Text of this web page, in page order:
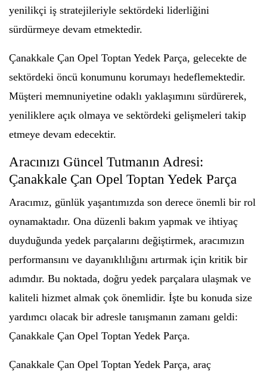
yenilikçi iş stratejileriyle sektördeki liderliğini
sürdürmeye devam etmektedir.
Çanakkale Çan Opel Toptan Yedek Parça, gelecekte de
sektördeki öncü konumunu korumayı hedeflemektedir.
Müşteri memnuniyetine odaklı yaklaşımını sürdürerek,
yeniliklere açık olmaya ve sektördeki gelişmeleri takip
etmeye devam edecektir.
Aracınızı Güncel Tutmanın Adresi:
Çanakkale Çan Opel Toptan Yedek Parça
Aracımız, günlük yaşantımızda son derece önemli bir rol
oynamaktadır. Ona düzenli bakım yapmak ve ihtiyaç
duyduğunda yedek parçalarını değiştirmek, aracımızın
performansını ve dayanıklılığını artırmak için kritik bir
adımdır. Bu noktada, doğru yedek parçalara ulaşmak ve
kaliteli hizmet almak çok önemlidir. İşte bu konuda size
yardımcı olacak bir adresle tanışmanın zamanı geldi:
Çanakkale Çan Opel Toptan Yedek Parça.
Çanakkale Çan Opel Toptan Yedek Parça, araç